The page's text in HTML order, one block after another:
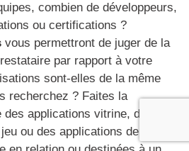
combien de développeurs,
ou certifications ?
vous permettront de juger de la
par rapport à votre
sont-elles de la même
recherchez ? Faites la
applications vitrine, des
ou des applications de